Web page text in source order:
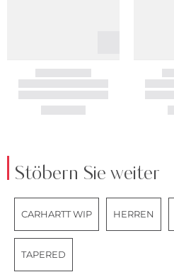
Stöbern Sie weiter
CARHARTT WIP HERREN
TAPERED